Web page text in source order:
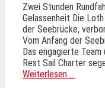
Zwei Stunden
Gelassenheit Die
der Seebrücke,
Vom Anfang der
Das engagierte
Rest Sail Charter
Weiterlesen …